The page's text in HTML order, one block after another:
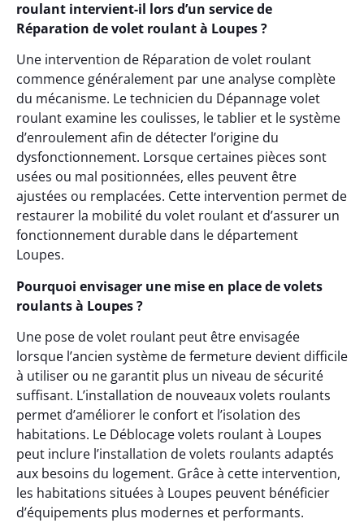
roulant intervient-il lors d’un service de
Réparation de volet roulant à Loupes ?
Une intervention de Réparation de volet roulant
commence généralement par une analyse complète
du mécanisme. Le technicien du Dépannage volet
roulant examine les coulisses, le tablier et le système
d’enroulement afin de détecter l’origine du
dysfonctionnement. Lorsque certaines pièces sont
usées ou mal positionnées, elles peuvent être
ajustées ou remplacées. Cette intervention permet de
restaurer la mobilité du volet roulant et d’assurer un
fonctionnement durable dans le département
Loupes.
Pourquoi envisager une mise en place de volets
roulants à Loupes ?
Une pose de volet roulant peut être envisagée
lorsque l’ancien système de fermeture devient difficile
à utiliser ou ne garantit plus un niveau de sécurité
suffisant. L’installation de nouveaux volets roulants
permet d’améliorer le confort et l’isolation des
habitations. Le Déblocage volets roulant à Loupes
peut inclure l’installation de volets roulants adaptés
aux besoins du logement. Grâce à cette intervention,
les habitations situées à Loupes peuvent bénéficier
d’équipements plus modernes et performants.